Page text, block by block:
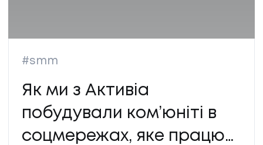
#smm
Як ми з Активіа
побудували ком’юніті в
соцмережах, яке працює